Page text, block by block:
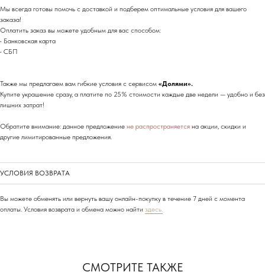
Мы всегда готовы помочь с доставкой и подберем оптимальные условия для вашего
заказа!
Оплатить заказ вы можете удобным для вас способом:
• Банковская карта
• СБП
Также мы предлагаем вам гибкие условия с сервисом «Долями».
Купите украшение сразу, а платите по 25% стоимости каждые две недели — удобно и без
лишних затрат!
Обратите внимание: данное предложение не распространяется на акции, скидки и
другие лимитированные предложения.
УСЛОВИЯ ВОЗВРАТА
Вы можете обменять или вернуть вашу онлайн-покупку в течение 7 дней с момента
оплаты. Условия возврата и обмена можно найти здесь.
СМОТРИТЕ ТАКЖЕ
АДРЕСА НАШИХ